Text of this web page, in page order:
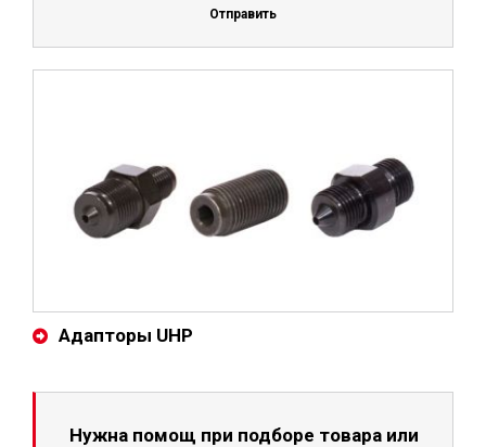
Отправить
Адапторы UHP
Нужна помощ при подборе товара или